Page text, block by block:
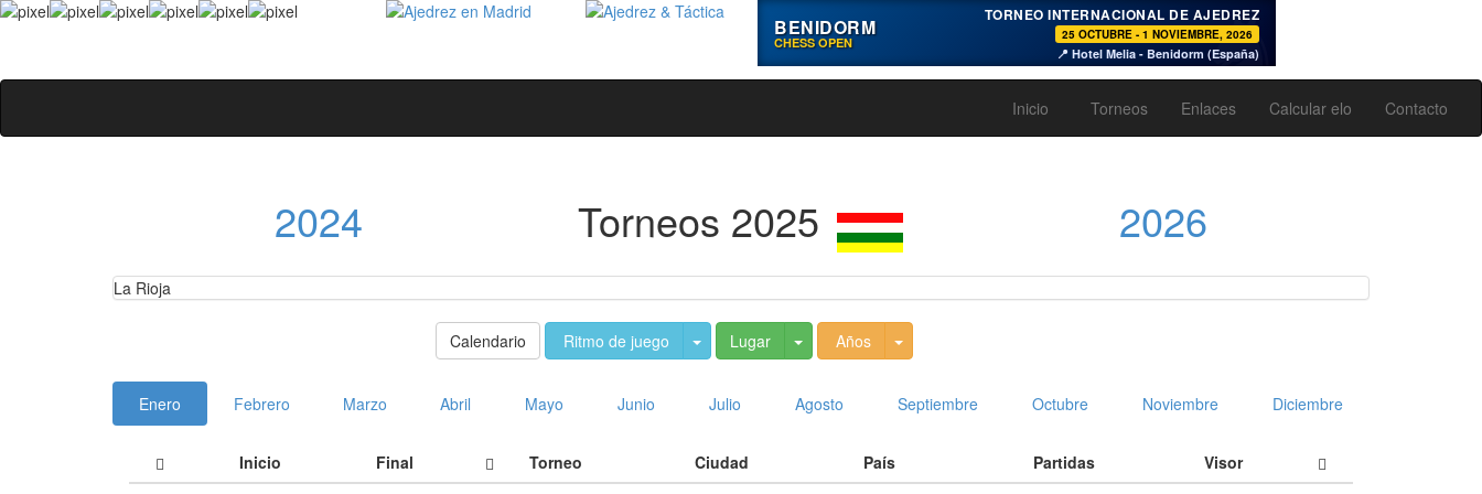
♞
BENIDORM
CHESS OPEN
TORNEO INTERNACIONAL DE AJEDREZ
25 OCTUBRE - 1 NOVIEMBRE, 2026
📍 Hotel Melia - Benidorm (España)
Inicio Torneos Enlaces Calcular elo Contacto
2024 Torneos 2025 2026
La Rioja
Calendario Ritmo de juego Toggle Dropdown
Lugar Toggle Dropdown
Años Toggle Dropdown
Enero Febrero Marzo Abril Mayo Junio Julio Agosto Septiembre Octubre Noviembre Diciembre
Inicio Final Torneo Ciudad País Partidas Visor